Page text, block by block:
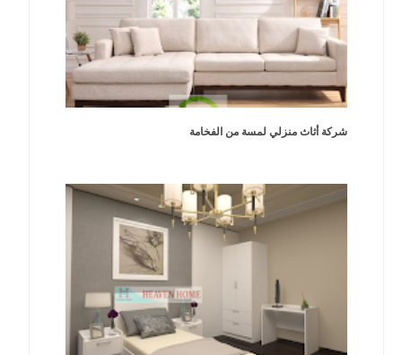
شركة أثاث منزلي لمسة من الفخامة